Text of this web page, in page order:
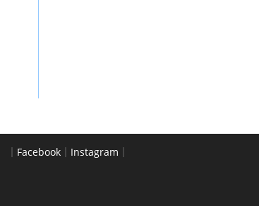
｜ Facebook ｜ Instagram ｜